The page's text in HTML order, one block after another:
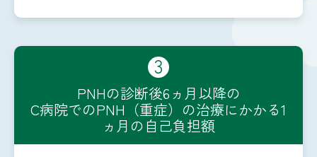
3
PNHの診断後6ヵ月以降の
C病院でのPNH（重症）の治療にかかる1
ヵ月の自己負担額